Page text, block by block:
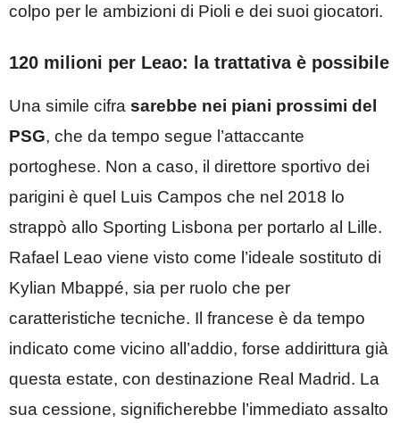
colpo per le ambizioni di Pioli e dei suoi giocatori.
120 milioni per Leao: la trattativa è possibile
Una simile cifra sarebbe nei piani prossimi del
PSG, che da tempo segue l’attaccante
portoghese. Non a caso, il direttore sportivo dei
parigini è quel Luis Campos che nel 2018 lo
strappò allo Sporting Lisbona per portarlo al Lille.
Rafael Leao viene visto come l’ideale sostituto di
Kylian Mbappé, sia per ruolo che per
caratteristiche tecniche. Il francese è da tempo
indicato come vicino all’addio, forse addirittura già
questa estate, con destinazione Real Madrid. La
sua cessione, significherebbe l’immediato assalto